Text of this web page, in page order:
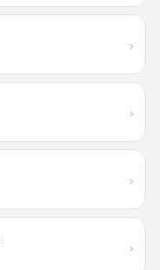
›
›
›
›